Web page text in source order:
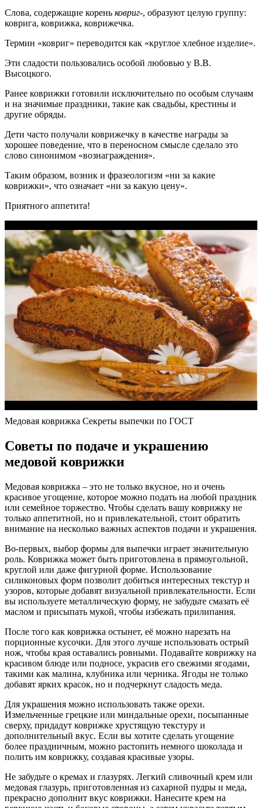
Слова, содержащие корень ковриг-, образуют целую группу:
коврига, коврижка, коврижечка.
Термин «ковриг» переводится как «круглое хлебное изделие».
Эти сладости пользовались особой любовью у В.В.
Высоцкого.
Ранее коврижки готовили исключительно по особым случаям
и на значимые праздники, такие как свадьбы, крестины и
другие обряды.
Дети часто получали коврижечку в качестве награды за
хорошее поведение, что в переносном смысле сделало это
слово синонимом «вознаграждения».
Таким образом, возник и фразеологизм «ни за какие
коврижки», что означает «ни за какую цену».
Приятного аппетита!
Медовая коврижка Секреты выпечки по ГОСТ
Советы по подаче и украшению
медовой коврижки
Медовая коврижка – это не только вкусное, но и очень
красивое угощение, которое можно подать на любой праздник
или семейное торжество. Чтобы сделать вашу коврижку не
только аппетитной, но и привлекательной, стоит обратить
внимание на несколько важных аспектов подачи и украшения.
Во-первых, выбор формы для выпечки играет значительную
роль. Коврижка может быть приготовлена в прямоугольной,
круглой или даже фигурной форме. Использование
силиконовых форм позволит добиться интересных текстур и
узоров, которые добавят визуальной привлекательности. Если
вы используете металлическую форму, не забудьте смазать её
маслом и присыпать мукой, чтобы избежать прилипания.
После того как коврижка остынет, её можно нарезать на
порционные кусочки. Для этого лучше использовать острый
нож, чтобы края оставались ровными. Подавайте коврижку на
красивом блюде или подносе, украсив его свежими ягодами,
такими как малина, клубника или черника. Ягоды не только
добавят ярких красок, но и подчеркнут сладость меда.
Для украшения можно использовать также орехи.
Измельченные грецкие или миндальные орехи, посыпанные
сверху, придадут коврижке хрустящую текстуру и
дополнительный вкус. Если вы хотите сделать угощение
более праздничным, можно растопить немного шоколада и
полить им коврижку, создавая красивые узоры.
Не забудьте о кремах и глазурях. Легкий сливочный крем или
медовая глазурь, приготовленная из сахарной пудры и меда,
прекрасно дополнит вкус коврижки. Нанесите крем на